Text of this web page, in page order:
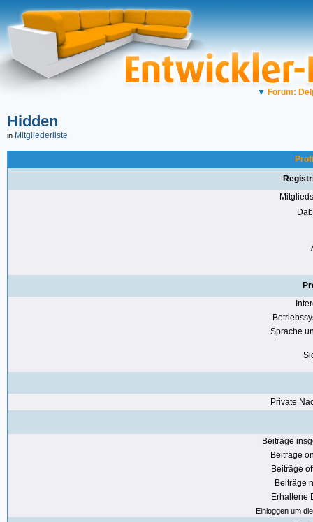
▼ Forum:
Hidden
in Mitgliederliste
Sprache
Private
Beiträge
Beiträge
Beiträge
Beiträge
Erhaltene
Einloggen um